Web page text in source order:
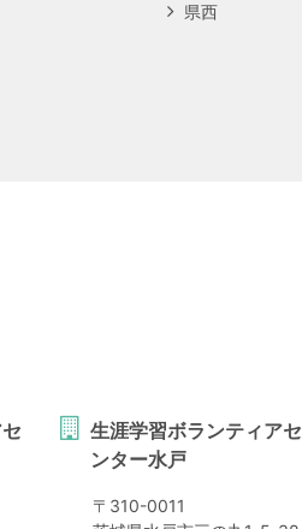
県西
生涯学習ボランティアセ
ンター水戸
〒 310-0011